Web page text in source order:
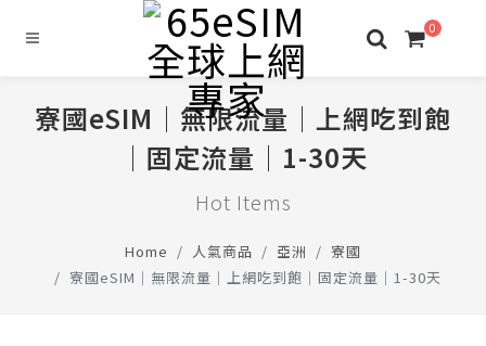
0
寮國eSIM│無限流量│上網吃到飽
│固定流量│1-30天
Hot Items
Home 人氣商品 亞洲
寮國
寮國eSIM│無限流量│上網吃到飽│固定流量│1-30天